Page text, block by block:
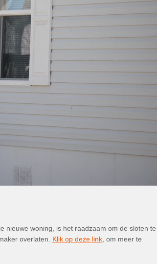
nieuwe woning, is het raadzaam om de sloten te
overlaten. Klik op deze link, om meer te